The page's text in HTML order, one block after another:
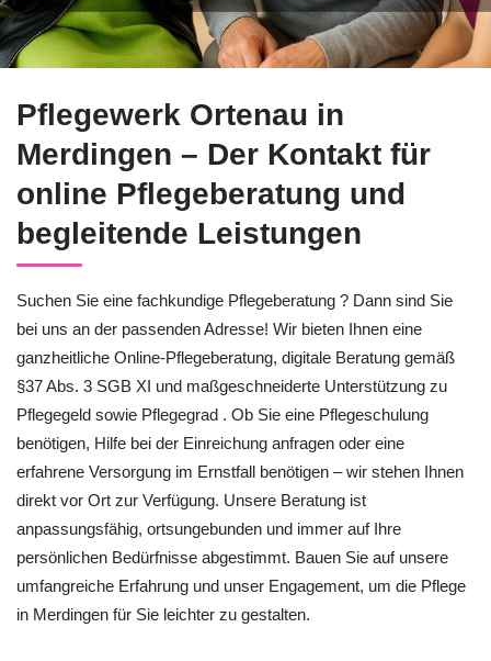
Pflegewerk Ortenau in
Merdingen – Der Kontakt für
online Pflegeberatung und
begleitende Leistungen
Suchen Sie eine fachkundige Pflegeberatung ? Dann sind Sie
bei uns an der passenden Adresse! Wir bieten Ihnen eine
ganzheitliche Online-Pflegeberatung, digitale Beratung gemäß
§37 Abs. 3 SGB XI und maßgeschneiderte Unterstützung zu
Pflegegeld sowie Pflegegrad . Ob Sie eine Pflegeschulung
benötigen, Hilfe bei der Einreichung anfragen oder eine
erfahrene Versorgung im Ernstfall benötigen – wir stehen Ihnen
direkt vor Ort zur Verfügung. Unsere Beratung ist
anpassungsfähig, ortsungebunden und immer auf Ihre
persönlichen Bedürfnisse abgestimmt. Bauen Sie auf unsere
umfangreiche Erfahrung und unser Engagement, um die Pflege
in Merdingen für Sie leichter zu gestalten.